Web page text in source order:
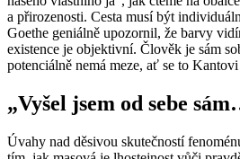
a přirozenosti. Cesta musí být
Goethe geniálně upozornil, že barvy
existence je objektivní. Člověk je sám
potenciálně nemá meze, ať se to
„Vyšel jsem od sebe
Úvahy nad děsivou skutečností